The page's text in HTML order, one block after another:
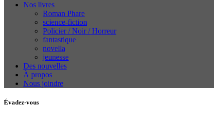
Nos livres
Roman Phare
science-fiction
Policier / Noir / Horreur
fantastique
novella
jeunesse
Des nouvelles
À propos
Nous joindre
Évadez-vous